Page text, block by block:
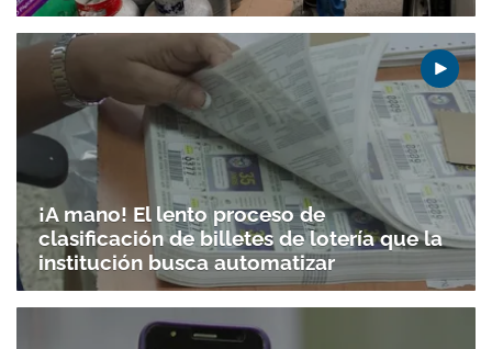
¡A mano! El lento proceso de
clasificación de billetes de lotería que la
institución busca automatizar